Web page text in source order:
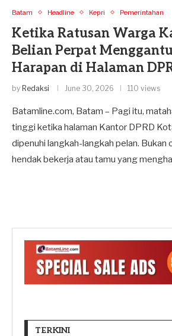
Batam Headline Kepri Pemerintahan
Ketika Ratusan Warga
Belian Perpat
Harapan di Halaman
by Redaksi June 30, 2026 110 views
Batamline.com, Batam – Pagi itu,
tinggi ketika halaman Kantor DPRD
dipenuhi langkah-langkah pelan. Bukan
hendak bekerja atau tamu yang
TERKINI